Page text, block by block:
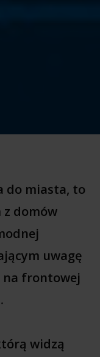
do miasta, to
z domów
uwagę
na frontowej
widzą